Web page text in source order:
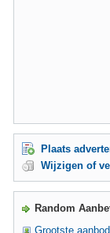
Plaats
Wijzigen of
Random
Grootste